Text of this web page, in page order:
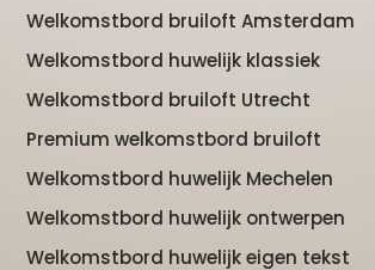
Welkomstbord bruiloft Amsterdam
Welkomstbord huwelijk klassiek
Welkomstbord bruiloft Utrecht
Premium welkomstbord bruiloft
Welkomstbord huwelijk Mechelen
Welkomstbord huwelijk ontwerpen
Welkomstbord huwelijk eigen tekst